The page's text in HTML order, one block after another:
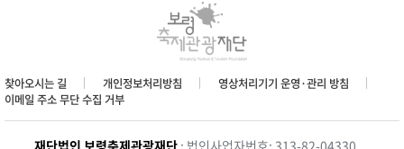
찾아오시는 길 개인정보처리방침
영상처리기기 운영·관리 방침
이메일 주소 무단 수집 거부
재단법인 보령축제관광재단 : 법인사업자번호: 313-82-04330